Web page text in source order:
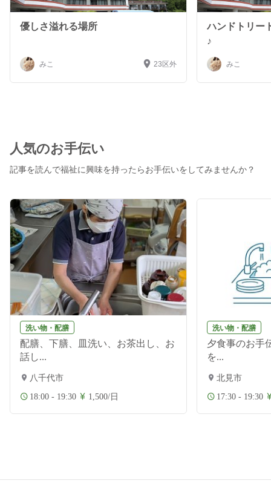
優しさ溢れる場所
みこ 23区外
ハンドトリー
♪
みこ
人気のお手伝い
記事を読んで福祉に興味を持ったらお手伝いをしてみませんか？
洗い物・配膳
配膳、下膳、皿洗い、お茶出し、お
話し...
八千代市
18:00 - 19:30 1,500/日
洗い物・配膳
夕食事のお手
を...
北見市
17:30 - 19:30